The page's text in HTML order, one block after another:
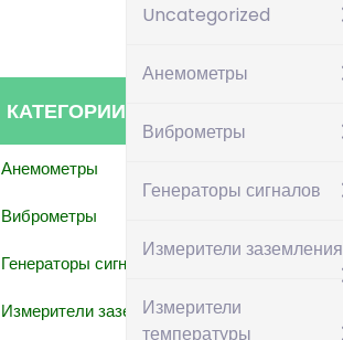
Uncategorized
Анемометры
Виброметры
Генераторы сигналов
Измерители заземления
Измерители
температуры
КАТЕГОРИИ ТОВАРОВ
Анемометры
Виброметры
Генераторы сигналов
Измерители заземления